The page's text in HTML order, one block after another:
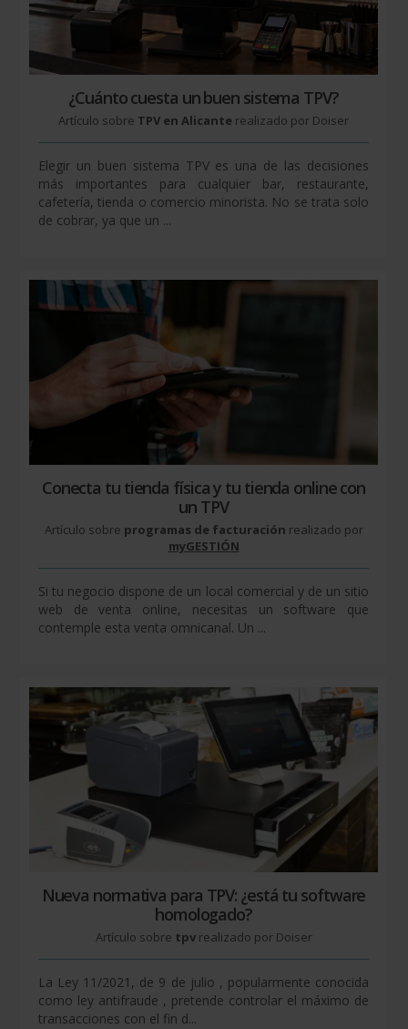
¿Cuánto cuesta un buen sistema TPV?
Artículo sobre TPV en Alicante realizado por Doiser
Elegir un buen sistema TPV es una de las decisiones
más importantes para cualquier bar, restaurante,
cafetería, tienda o comercio minorista. No se trata solo
de cobrar, ya que un ...
Conecta tu tienda física y tu tienda online con
un TPV
Artículo sobre programas de facturación realizado por
myGESTIÓN
Si tu negocio dispone de un local comercial y de un sitio
web de venta online, necesitas un software que
contemple esta venta omnicanal. Un ...
Nueva normativa para TPV: ¿está tu software
homologado?
Artículo sobre tpvrealizado por Doiser
La Ley 11/2021, de 9 de julio , popularmente conocida
como ley antifraude , pretende controlar el máximo de
transacciones con el fin d...